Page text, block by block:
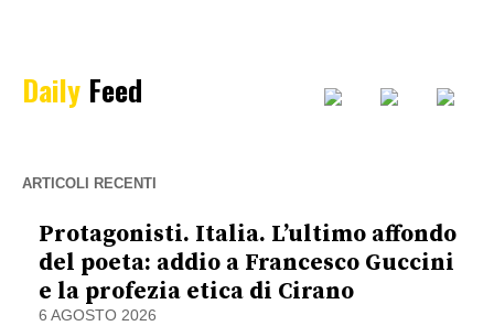
Daily Feed
ARTICOLI RECENTI
Protagonisti. Italia. L’ultimo affondo
del poeta: addio a Francesco Guccini
e la profezia etica di Cirano
6 AGOSTO 2026